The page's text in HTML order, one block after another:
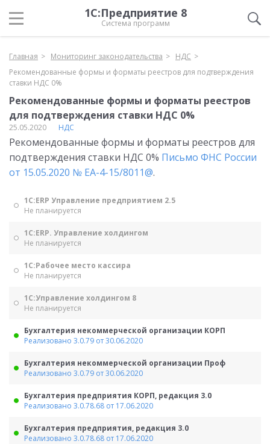
1С:Предприятие 8
Система программ
Главная Мониторинг законодательства
НДС
Рекомендованные формы и форматы реестров для подтверждения
ставки НДС 0%
Рекомендованные формы и форматы реестров
для подтверждения ставки НДС 0%
25.05.2020 НДС
Рекомендованные формы и форматы реестров для
подтверждения ставки НДС 0% Письмо ФНС России
от 15.05.2020 № EA-4-15/8011@.
1С:ERP Управление предприятием 2.5
Не планируется
1С:ERP. Управление холдингом
Не планируется
1С:Рабочее место кассира
Не планируется
1С:Управление холдингом 8
Не планируется
Бухгалтерия некоммерческой организации КОРП
Реализовано 3.0.79 от 30.06.2020
Бухгалтерия некоммерческой организации Проф
Реализовано 3.0.79 от 30.06.2020
Бухгалтерия предприятия КОРП, редакция 3.0
Реализовано 3.0.78.68 от 17.06.2020
Бухгалтерия предприятия, редакция 3.0
Реализовано 3.0.78.68 от 17.06.2020